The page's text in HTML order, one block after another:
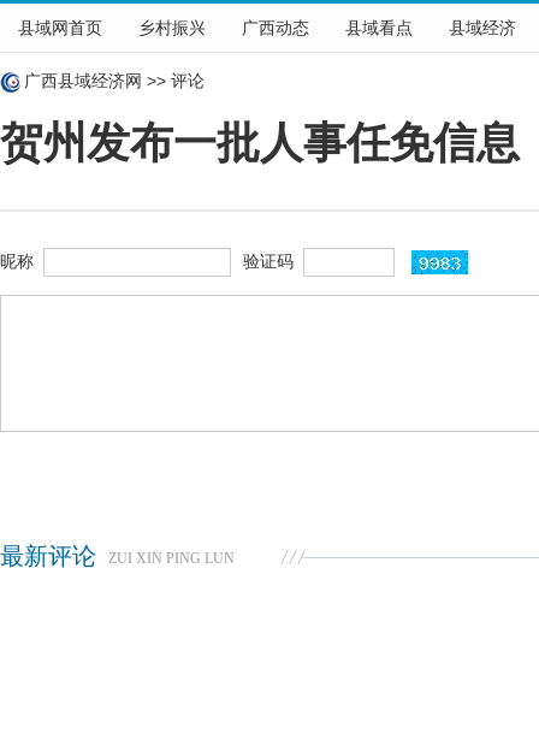
县域网首页 乡村振兴 广西动态 县域看点 县域经济
广西县域经济网 >> 评论
贺州发布一批人事任免信息
昵称 验证码
最新评论 ZUI XIN PING LUN